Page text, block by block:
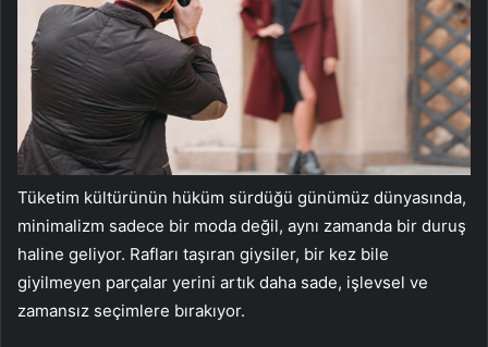
Tüketim kültürünün hüküm sürdüğü günümüz dünyasında,
minimalizm sadece bir moda değil, aynı zamanda bir duruş
haline geliyor. Rafları taşıran giysiler, bir kez bile
giyilmeyen parçalar yerini artık daha sade, işlevsel ve
zamansız seçimlere bırakıyor.